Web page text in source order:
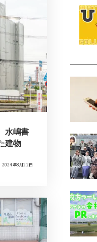
水嶋書
建物
2024年8月22日